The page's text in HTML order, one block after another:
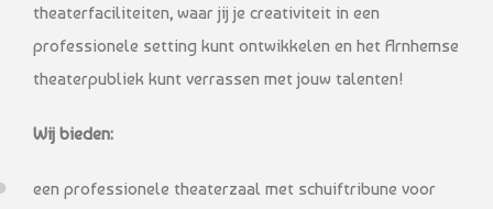
theaterfaciliteiten, waar jij je creativiteit in een
professionele setting kunt ontwikkelen en het Arnhemse
theaterpubliek kunt verrassen met jouw talenten!
Wij bieden:
een professionele theaterzaal met schuiftribune voor